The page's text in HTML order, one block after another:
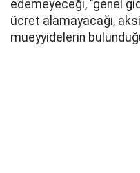
edemeyeceği, "genel
ücret alamayacağı,
müeyyidelerin bulunduğu